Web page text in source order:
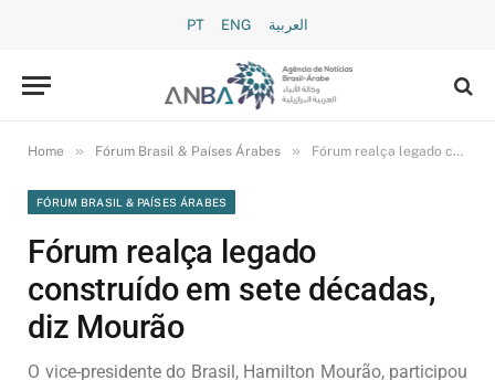
PT ENG العربية
Home » Fórum Brasil & Países Árabes » Fórum realça legado construído em sete décadas, diz Mourão
FÓRUM BRASIL & PAÍSES ÁRABES
Fórum realça legado
construído em sete décadas,
diz Mourão
O vice-presidente do Brasil, Hamilton Mourão, participou